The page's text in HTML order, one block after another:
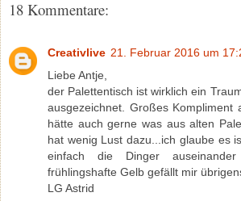
18 Kommentare:
Creativlive 21. Februar 2016 um
Liebe Antje,
der Palettentisch ist wirklich ein
ausgezeichnet. Großes Kompliment
hätte auch gerne was aus alten
hat wenig Lust dazu...ich glaube es
einfach die Dinger
frühlingshafte Gelb gefällt mir
LG Astrid